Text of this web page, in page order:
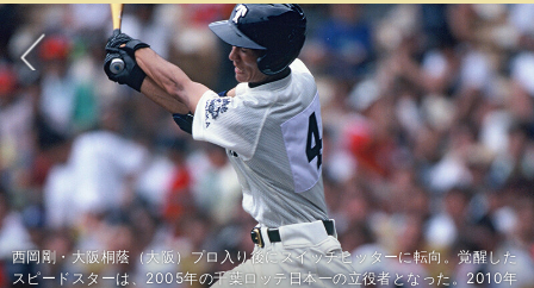
ー
バ
次へ
西岡剛・大阪桐蔭（大阪）プロ入り後にスイッチヒッターに転向。覚醒した
スピードスターは、2005年の千葉ロッテ日本一の立役者となった。2010年